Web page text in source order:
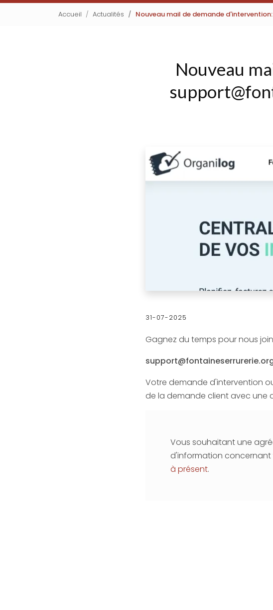
Accueil Actualités Nouveau mail de demande
Nouveau
31-07-2025
Gagnez du temps pour nous
Votre demande d'intervention
de la demande client avec une
Vous souhaitant une
d'information concernant
à présent.